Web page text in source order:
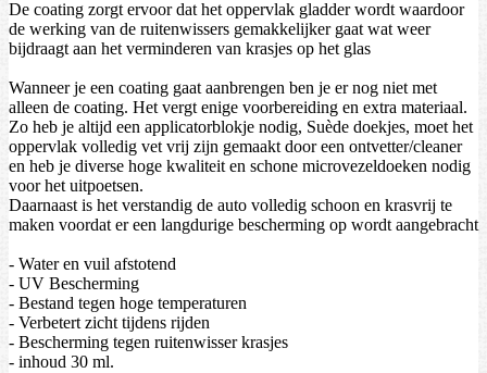
De coating zorgt ervoor dat het oppervlak gladder wordt waardoor
de werking van de ruitenwissers gemakkelijker gaat wat weer
bijdraagt aan het verminderen van krasjes op het glas
Wanneer je een coating gaat aanbrengen ben je er nog niet met
alleen de coating. Het vergt enige voorbereiding en extra materiaal.
Zo heb je altijd een applicatorblokje nodig, Suède doekjes, moet het
oppervlak volledig vet vrij zijn gemaakt door een ontvetter/cleaner
en heb je diverse hoge kwaliteit en schone microvezeldoeken nodig
voor het uitpoetsen.
Daarnaast is het verstandig de auto volledig schoon en krasvrij te
maken voordat er een langdurige bescherming op wordt aangebracht
- Water en vuil afstotend
- UV Bescherming
- Bestand tegen hoge temperaturen
- Verbetert zicht tijdens rijden
- Bescherming tegen ruitenwisser krasjes
- inhoud 30 ml.